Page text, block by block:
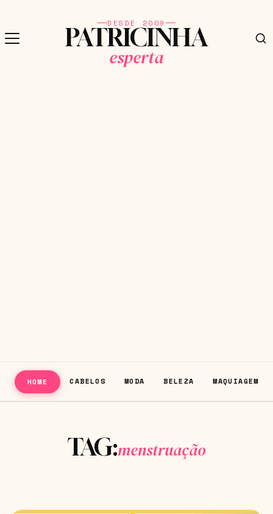
DESDE 2009
PATRICINHA
esperta
HOME CABELOS MODA BELEZA MAQUIAGEM
TAG:menstruação